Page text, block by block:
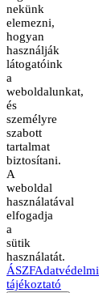
nekünk
elemezni,
hogyan
használják
látogatóink
a
weboldalunkat,
és
személyre
szabott
tartalmat
biztosítani.
A
weboldal
használatával
elfogadja
a
sütik
használatát.
ÁSZFAdatvédelmi
tájékoztató